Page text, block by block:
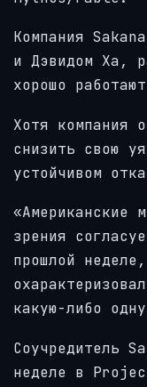
Компания
и Дэвидом Ха,
хорошо
Хотя компания
снизить свою
устойчивом
«Американские
зрения
прошлой
какую-либо
Соучредитель
неделе в